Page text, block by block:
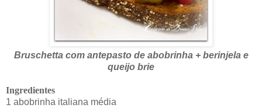
Bruschetta com antepasto de abobrinha + berinjela e
queijo brie
Ingredientes
1 abobrinha italiana média